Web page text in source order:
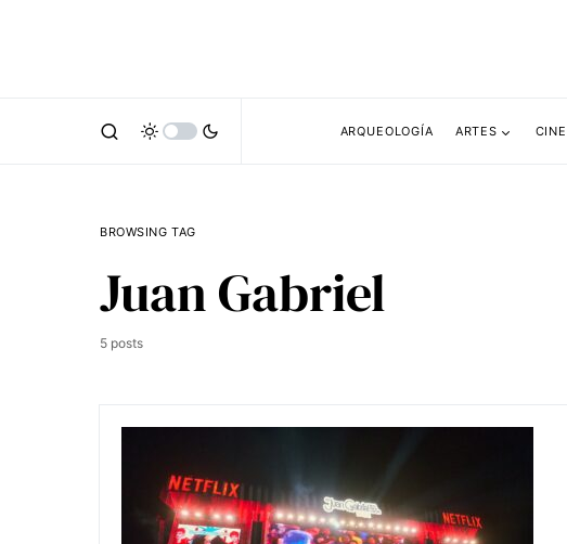
ARQUEOLOGÍA ARTES CINE
BROWSING TAG
Juan Gabriel
5 posts